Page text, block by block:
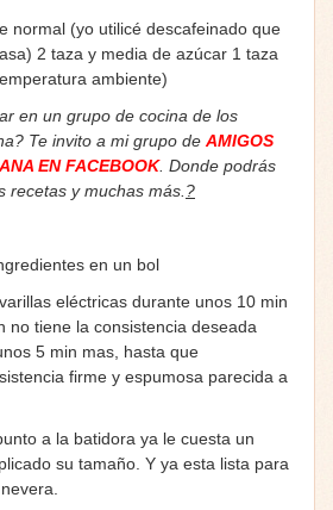
normal (yo utilicé descafeinado que
2 taza y media de azúcar 1 taza
ambiente)
en un grupo de cocina de los
Te invito a mi grupo de AMIGOS
EN FACEBOOK. Donde podrás
recetas y muchas más. ?
en un bol
eléctricas durante unos 10 min
no tiene la consistencia deseada
5 min mas, hasta que
firme y espumosa parecida a
a la batidora ya le cuesta un
su tamaño. Y ya esta lista para